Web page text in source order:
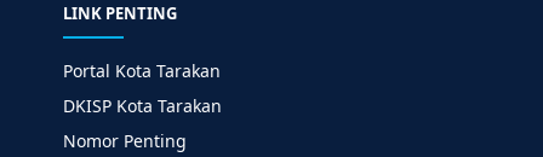
LINK PENTING
Portal Kota Tarakan
DKISP Kota Tarakan
Nomor Penting